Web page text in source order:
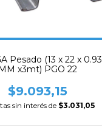
Pesado (13 x 22 x 0.93
MM x3mt) PGO 22
$9.093,15
sin interés de $3.031,05